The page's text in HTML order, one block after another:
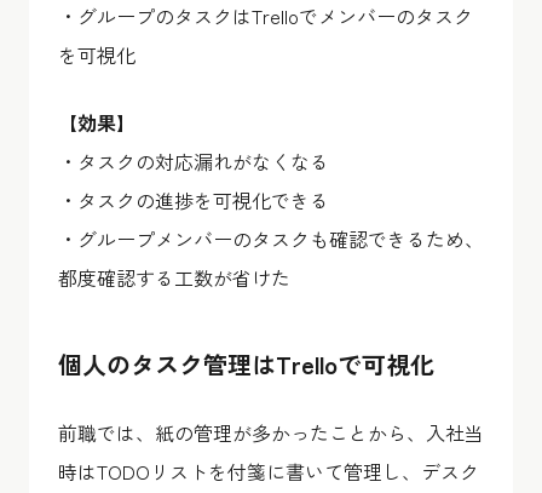
・グループのタスクはTrelloでメンバーのタスク
を可視化
【効果】
・タスクの対応漏れがなくなる
・タスクの進捗を可視化できる
・グループメンバーのタスクも確認できるため、
都度確認する工数が省けた
個人のタスク管理はTrelloで可視化
前職では、紙の管理が多かったことから、入社当
時はTODOリストを付箋に書いて管理し、デスク